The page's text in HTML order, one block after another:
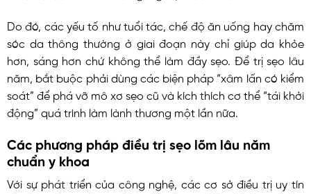
Do đó, các yếu tố như tuổi tác, chế độ ăn uống hay chăm
sóc da thông thường ở giai đoạn này chỉ giúp da khỏe
hơn, sáng hơn chứ không thể làm đầy sẹo. Để trị sẹo lâu
năm, bắt buộc phải dùng các biện pháp “xâm lấn có kiểm
soát” để phá vỡ mô xơ sẹo cũ và kích thích cơ thể “tái khởi
động” quá trình làm lành thương một lần nữa.
Các phương pháp điều trị sẹo lõm lâu năm
chuẩn y khoa
Với sự phát triển của công nghệ, các cơ sở điều trị uy tín